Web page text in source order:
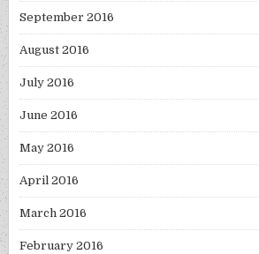
September 2016
August 2016
July 2016
June 2016
May 2016
April 2016
March 2016
February 2016